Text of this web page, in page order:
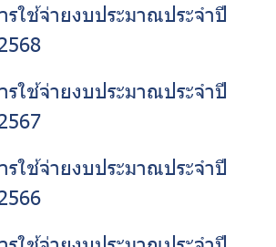
รใช้จ่ายงบประมาณประจำปี
รใช้จ่ายงบประมาณประจำปี
รใช้จ่ายงบประมาณประจำปี